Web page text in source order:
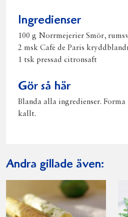
Ingredienser
100 g Norrmejerier Smör,
2 msk Café de Paris
1 tsk pressad citronsaft
Gör så här
Blanda alla ingredienser.
kallt.
Andra gillade även: